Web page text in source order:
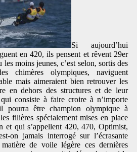
Si aujourd’hui
en 420, ils pensent et rêvent 29er
moins jeunes, c’est selon, sortis des
chimères olympiques, naviguent
mais aimeraient bien retrouver les
en dehors des structures et de leur
consiste à faire croire à n’importe
pourra être champion olympique à
filières spécialement mises en place
et qui s’appellent 420, 470, Optimist,
on jamais interrogé sur l’écrasante
de voile légère ces dernières